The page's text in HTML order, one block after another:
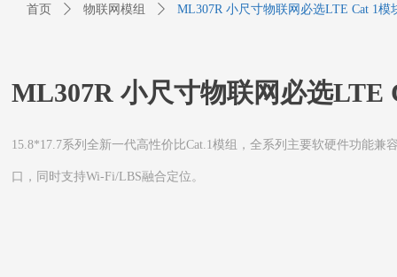
首页 ꄲ 物联网模组 ꄲ ML307R 小尺寸物联网必选LTE Cat 1模
ML307R 小尺寸物联网必选LTE
15.8*17.7系列全新一代高性价比Cat.1模组，全系列主要软硬件功能兼
口，同时支持Wi-Fi/LBS融合定位。